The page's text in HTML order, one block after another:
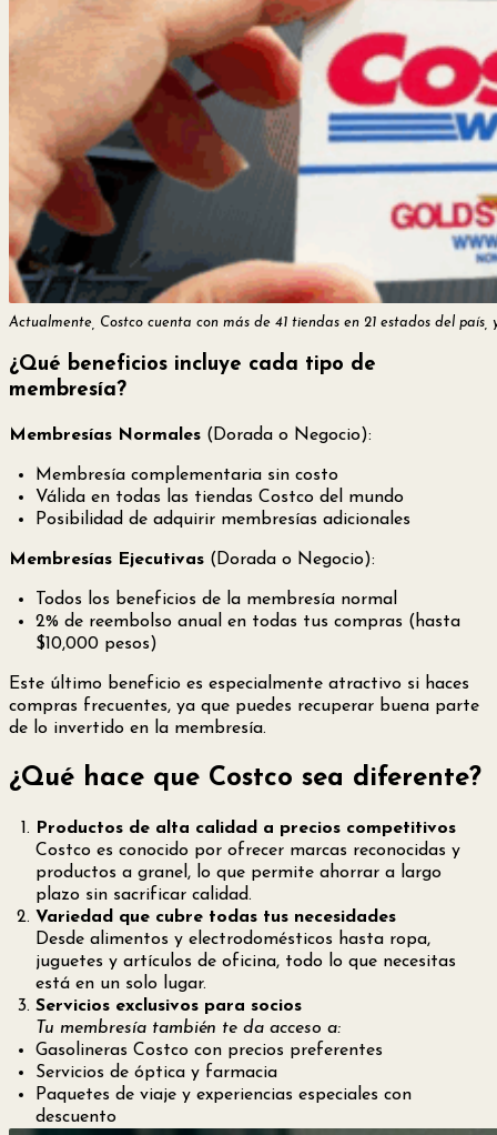
Actualmente, Costco cuenta con más de 41 tiendas en 21 estados del país,
¿Qué beneficios incluye cada tipo de
membresía?
Membresías Normales (Dorada o Negocio):
Membresía complementaria sin costo
Válida en todas las tiendas Costco del mundo
Posibilidad de adquirir membresías adicionales
Membresías Ejecutivas (Dorada o Negocio):
Todos los beneficios de la membresía normal
2% de reembolso anual en todas tus compras (hasta
$10,000 pesos)
Este último beneficio es especialmente atractivo si haces
compras frecuentes, ya que puedes recuperar buena parte
de lo invertido en la membresía.
¿Qué hace que Costco sea diferente?
Productos de alta calidad a precios competitivos
Costco es conocido por ofrecer marcas reconocidas y
productos a granel, lo que permite ahorrar a largo
plazo sin sacrificar calidad.
Variedad que cubre todas tus necesidades
Desde alimentos y electrodomésticos hasta ropa,
juguetes y artículos de oficina, todo lo que necesitas
está en un solo lugar.
Servicios exclusivos para socios
Tu membresía también te da acceso a:
Gasolineras Costco con precios preferentes
Servicios de óptica y farmacia
Paquetes de viaje y experiencias especiales con
descuento